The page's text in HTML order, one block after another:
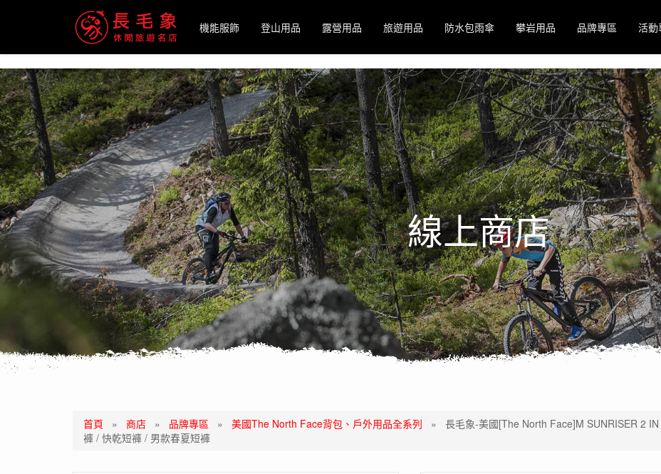
機能服飾
登山用品 露營用品 旅遊用品 防水包雨傘 攀岩用品 品牌專區 活動
線上商店
首頁 » 商店 » 品牌專區 » 美國The North Face背包、戶外用品全系列 » 長毛象-美國[The North Face]M SUNRISER 2
褲 / 快乾短褲 / 男款春夏短褲